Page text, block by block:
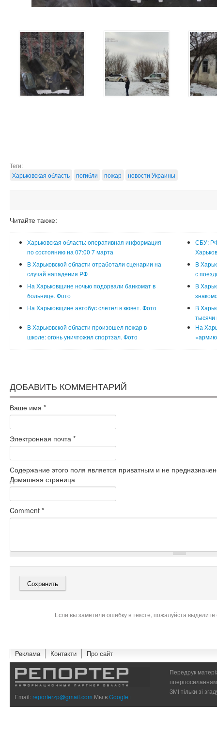
Теги:
Харьковская область
погибли пожар новости Украины
Читайте также:
Харьковская область: оперативная информация
по состоянию на 07:00 7 марта
СБУ: РФ
В Харьковской области отработали сценарии на
случай нападения РФ
В
с
На Харьковщине ночью подорвали банкомат в
больнице. Фото
В
На Харьковщине автобус слетел в кювет. Фото
В
тысячи
В Харьковской области произошел пожар в
школе: огонь уничтожил спортзал. Фото
На
ДОБАВИТЬ КОММЕНТАРИЙ
Ваше имя *
Электронная почта *
Содержание этого поля является приватным и не
Домашняя страница
Comment *
Если вы заметили ошибку в тексте, пожалуйста
Реклама Контакти Про сайт
Email:reporterzp@gmail.com Мы вGoogle+
Передрук
ЗМІ тільки зі